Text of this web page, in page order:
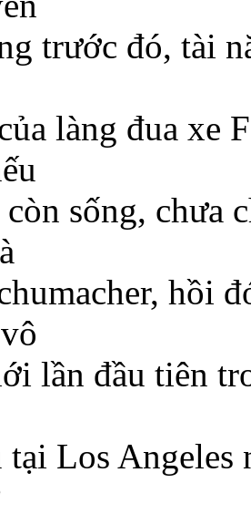
trước đó, tài
làng đua xe
còn sống, chưa
hồi
lần đầu tiên
Los Angeles